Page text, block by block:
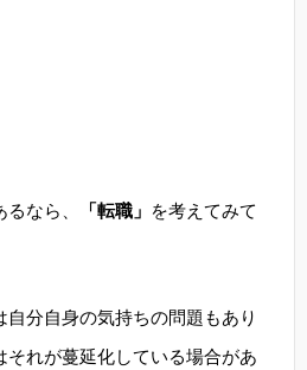
なら、 「転職」 を考えてみて
自分自身の気持ちの問題もあり
それが蔓延化している場合があ